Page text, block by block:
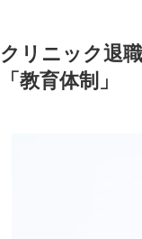
クリニック退
「教育体制」